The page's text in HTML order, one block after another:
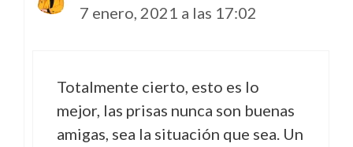
7 enero, 2021 a las 17:02
Totalmente cierto, esto es lo
mejor, las prisas nunca son buenas
amigas, sea la situación que sea. Un